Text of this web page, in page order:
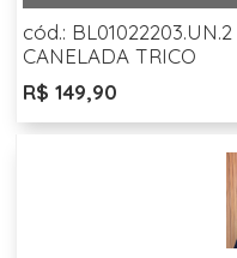
cód.:
CANELADA TRICO
R$ 149,90